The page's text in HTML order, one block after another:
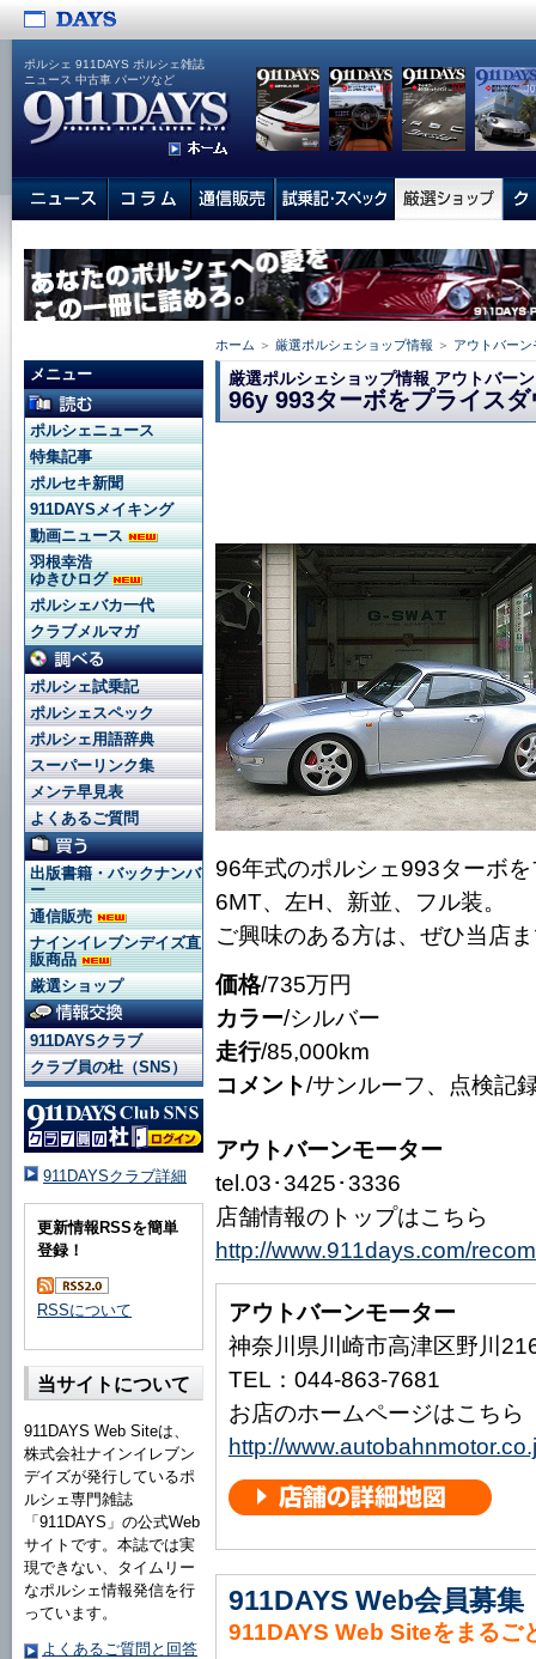
ポルシェ 911DAYS ポルシェ雑誌
ニュース 中古車 パーツなど
ホーム ＞ 厳選ポルシェショップ情報 ＞ アウトバーン
厳選ポルシェショップ情報 アウトバー
96y 993ターボをプライスダ
96年式のポルシェ993ターボ
6MT、左H、新並、フル装。
ご興味のある方は、ぜひ当店
価格/735万円
カラー/シルバー
走行/85,000km
コメント/サンルーフ、点検記
アウトバーンモーター
tel.03･3425･3336
店舗情報のトップはこちら
http://www.911days.com/
アウトバーンモーター
神奈川県川崎市高津区野川
TEL：044-863-7681
お店のホームページはこちら
http://
911DAYS Web会員募集
911DAYS Web Siteをまるご
メニュー
ポルシェニュース
特集記事
ポルセキ新聞
911DAYSメイキング
動画ニュース
羽根幸浩
ゆきひログ
ポルシェバカ一代
クラブメルマガ
ポルシェ試乗記
ポルシェスペック
ポルシェ用語辞典
スーパーリンク集
メンテ早見表
よくあるご質問
出版書籍・バックナンバ
ー
通信販売
ナインイレブンデイズ直
販商品
厳選ショップ
911DAYSクラブ
クラブ員の杜（SNS）
911DAYSクラブ詳細
更新情報RSSを簡単
登録！
RSSについて
当サイトについて
911DAYS Web Siteは、
株式会社ナインイレブン
デイズが発行しているポ
ルシェ専門雑誌
「911DAYS」の公式Web
サイトです。本誌では実
現できない、タイムリー
なポルシェ情報発信を行
っています。
よくあるご質問と回答